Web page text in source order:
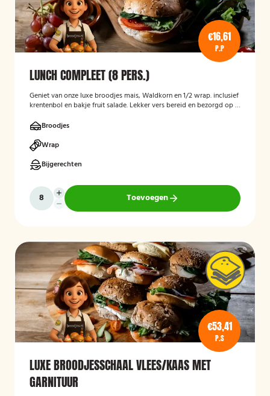
€16,61
P.P
LUNCH COMPLEET (8 PERS.)
Geniet van onze luxe broodjes mais, Waldkorn en 1/2 wrap. inclusief
krentenbol en bakje fruit salade. Lekker vers bereid en bezorgd op je
Broodjes
Wrap
Bijgerechten
Toevoegen
€53,41
P.S
LUXE BROODJESSCHAAL VLEES/KAAS MET
GARNITUUR